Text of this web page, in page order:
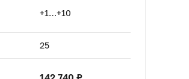
+1…+10
25